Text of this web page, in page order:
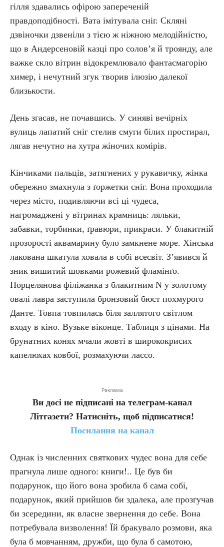
гілля здавались офірою запереченій
правдоподібності. Вата імітувала сніг. Скляні
дзвіночки дзвеніли з тією ж ніжною мелодійністю,
що в Андерсеновій казці про солов’я й троянду, але
важке скло вітрин відокремлювало фантасмагорію
химер, і нечутний згук творив ілюзію далекої
близькости.
День згасав, не почавшись. У синяві вечірніх
вулиць лапатий сніг стелив смуги білих простирал,
лягав нечутно на хутра жіночих комірів.
Кінчиками пальців, затягнених у рукавичку, жінка
обережно змахнула з ґоржетки сніг. Вона проходила
через місто, подивляючи всі ці чудеса,
нагромаджені у вітринах крамниць: ляльки,
забавки, торбинки, ґравюри, прикраси. У блакитній
прозорості аквамарину було замкнене море. Хінська
лакована шкатула ховала в собі всесвіт. З’явився й
зник вишитий шовками рожевий фламінґо.
Порцелянова філіжанка з блакитним N у золотому
овалі лавра заступила бронзовий бюст похмурого
Данте. Товпа товпилась біля заллятого світлом
входу в кіно. Вузьке віконце. Таблиця з цінами. На
брунатних конях мчали жовті в ширококрисих
капелюхах ковбої, розмахуючи лассо.
Реклама
Ви досі не підписані на телеграм-канал
Літгазети? Натисніть, щоб підписатися!
Посилання на канал
Однак із численних святкових чудес вона для себе
прагнула лише одного: книги!.. Це був би
подарунок, що його вона зробила б сама собі,
подарунок, який прийшов би здалека, але прозгучав
би зсередини, як власне звернення до себе. Вона
потребувала визволення! Їй бракувало розмови, яка
була б мовчанням, дружби, що була б самотою,